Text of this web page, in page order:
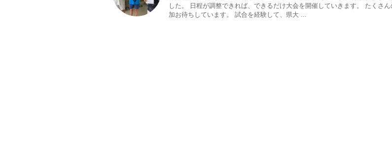
した。 日程が調整できれば、できるだけ大会を開催していきます。 たくさん
加お待ちしています。 試合を経験して、県大 ...